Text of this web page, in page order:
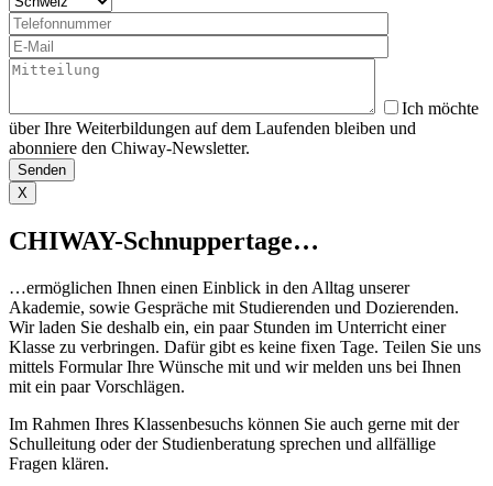
Ich möchte
über Ihre Weiterbildungen auf dem Laufenden bleiben und
abonniere den Chiway-Newsletter.
X
CHIWAY-Schnuppertage…
…ermöglichen Ihnen einen Einblick in den Alltag unserer
Akademie, sowie Gespräche mit Studierenden und Dozierenden.
Wir laden Sie deshalb ein, ein paar Stunden im Unterricht einer
Klasse zu verbringen. Dafür gibt es keine fixen Tage. Teilen Sie uns
mittels Formular Ihre Wünsche mit und wir melden uns bei Ihnen
mit ein paar Vorschlägen. ​
Im Rahmen Ihres Klassenbesuchs können Sie auch gerne mit der
Schulleitung oder der Studienberatung sprechen und allfällige
Fragen klären.